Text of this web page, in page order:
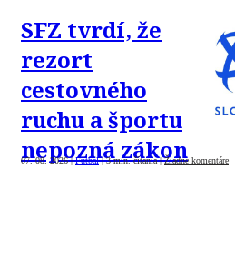
SFZ tvrdí, že
rezort
cestovného
ruchu a športu
nepozná zákon
07. 08. 2026| Futbal |3 min. čítania| Žiadne komentáre